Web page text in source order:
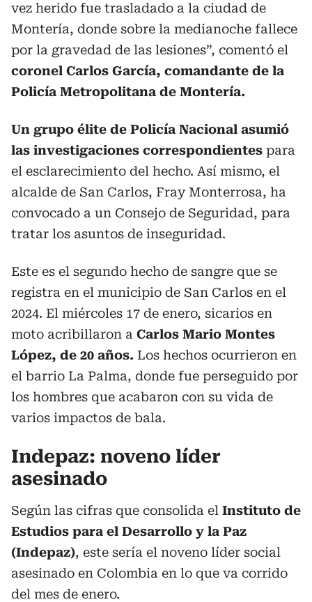
vez herido fue trasladado a la ciudad de
Montería, donde sobre la medianoche fallece
por la gravedad de las lesiones”, comentó el
coronel Carlos García, comandante de la
Policía Metropolitana de Montería.
Un grupo élite de Policía Nacional asumió
las investigaciones correspondientes para
el esclarecimiento del hecho. Así mismo, el
alcalde de San Carlos, Fray Monterrosa, ha
convocado a un Consejo de Seguridad, para
tratar los asuntos de inseguridad.
Este es el segundo hecho de sangre que se
registra en el municipio de San Carlos en el
2024. El miércoles 17 de enero, sicarios en
moto acribillaron a Carlos Mario Montes
López, de 20 años. Los hechos ocurrieron en
el barrio La Palma, donde fue perseguido por
los hombres que acabaron con su vida de
varios impactos de bala.
Indepaz: noveno líder
asesinado
Según las cifras que consolida el Instituto de
Estudios para el Desarrollo y la Paz
(Indepaz), este sería el noveno líder social
asesinado en Colombia en lo que va corrido
del mes de enero.